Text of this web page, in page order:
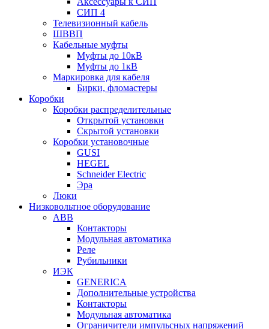
СИП 4
Телевизионный кабель
ШВВП
Кабельные муфты
Муфты до 10кВ
Муфты до 1кВ
Маркировка для кабеля
Бирки, фломастеры
Коробки
Коробки распределительные
Открытой установки
Скрытой установки
Коробки установочные
GUSI
HEGEL
Schneider Electric
Эра
Люки
Низковольтное оборудование
ABB
Контакторы
Модульная автоматика
Реле
Рубильники
ИЭК
GENERICA
Дополнительные устройства
Контакторы
Модульная автоматика
Ограничители импульсных напряжений